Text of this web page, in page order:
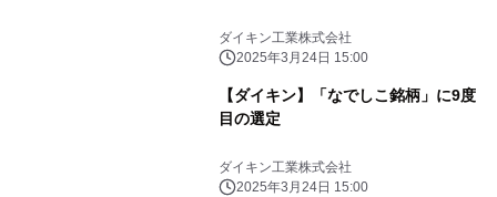
ダイキン工業株式会社
2025年3月24日 15:00
【ダイキン】「なでしこ銘柄」に9度
目の選定
ダイキン工業株式会社
2025年3月24日 15:00